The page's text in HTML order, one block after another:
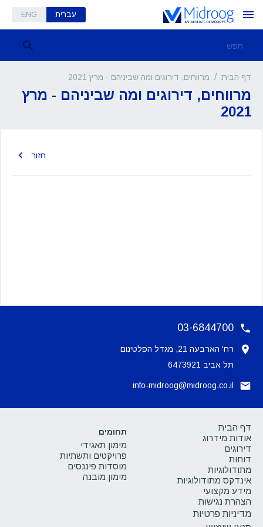
עברית ENG
דף הבית / מרווחים, דירוגים ומה שביניהם - מרץ 2021
מרווחים, דירוגים ומה שביניהם - מרץ
2021
חזור
03-6844700
רח' הארבעה 21, מגדל הפלטינום
תל אביב 6473921
info-midroog@midroog.co.il
דף הבית
אודות מידרוג
דירוגים
דוחות
מתודולוגיות
אינדקס מתודולוגיות
מידע מקצועי
הצהרת נגישות
מדיניות פרטיות
תחומים
מימון תאגידי
פרויקטים ותשתיות
מוסדות פיננסים
מימון מובנה